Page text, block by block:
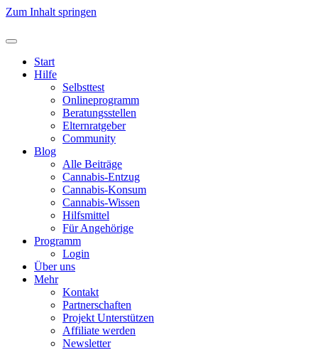
Zum Inhalt springen
Start
Hilfe
Selbsttest
Onlineprogramm
Beratungsstellen
Elternratgeber
Community
Blog
Alle Beiträge
Cannabis-Entzug
Cannabis-Konsum
Cannabis-Wissen
Hilfsmittel
Für Angehörige
Programm
Login
Über uns
Mehr
Kontakt
Partnerschaften
Projekt Unterstützen
Affiliate werden
Newsletter